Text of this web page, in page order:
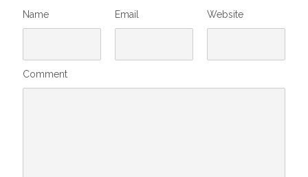
Name Email Website
Comment